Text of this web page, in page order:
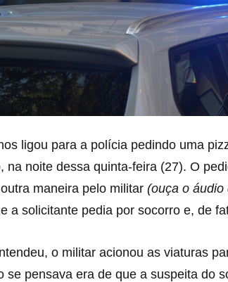
ligou para a polícia pedindo uma
na noite dessa quinta-feira (27). O
maneira pelo militar (ouça o áudio
a solicitante pedia por socorro e, de
o militar acionou as viaturas
se pensava era de que a suspeita do